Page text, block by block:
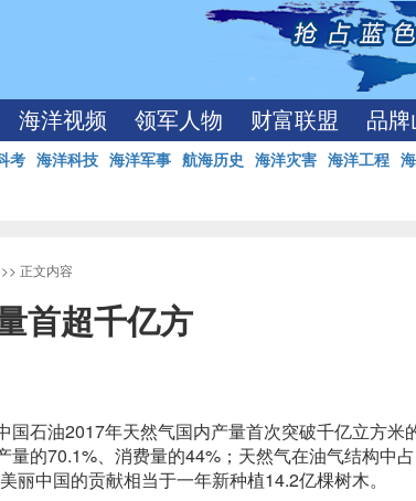
海洋视频 领军人物 财富联盟 品牌
考 海洋科技 海洋军事 航海历史 海洋灾害 海洋工程
>> 正文内容
首超千亿方
石油2017年天然气国内产量首次突破千亿立方米
的70.1%、消费量的44%；天然气在油气结构中
中国的贡献相当于一年新种植14.2亿棵树木。